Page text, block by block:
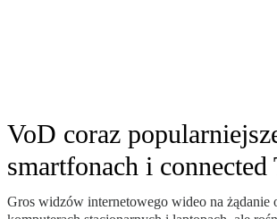
VoD coraz
smartfonach i
Gros widzów internetowego wideo na żądanie